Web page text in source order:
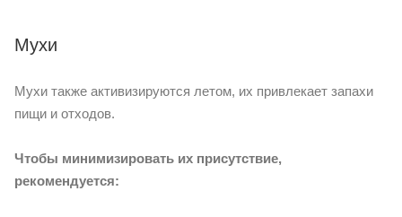
Мухи
Мухи также активизируются летом, их привлекает запахи
пищи и отходов.
Чтобы минимизировать их присутствие,
рекомендуется: